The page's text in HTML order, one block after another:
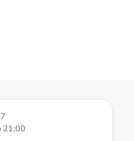
21:00